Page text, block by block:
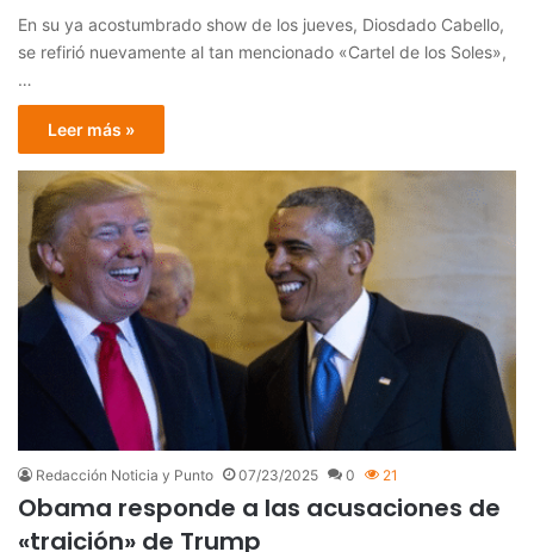
En su ya acostumbrado show de los jueves, Diosdado Cabello,
se refirió nuevamente al tan mencionado «Cartel de los Soles»,
…
Leer más »
Redacción Noticia y Punto 07/23/2025 0 21
Obama responde a las acusaciones de
«traición» de Trump